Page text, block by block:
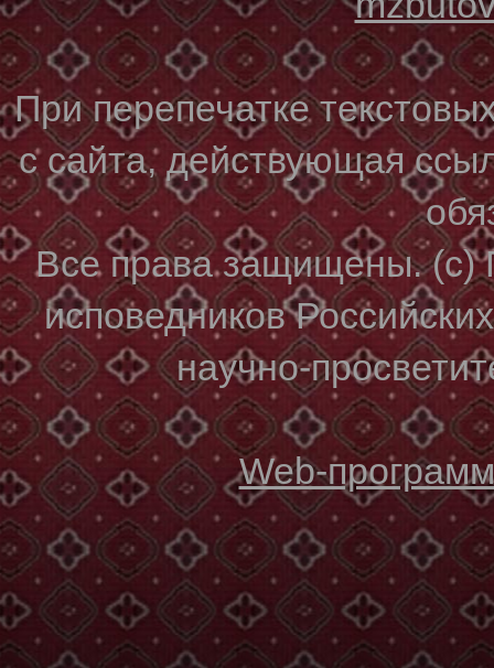
При перепечатке
с сайта, действующая
Все права защищены. (с)
исповедников
научно-
Web-